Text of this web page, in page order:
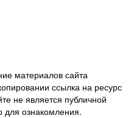
материалов сайта
ссылка на ресурс
не является публичной
для ознакомления.